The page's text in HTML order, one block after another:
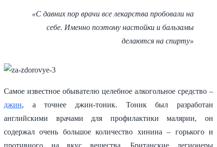
«С давних пор врачи все лекарства пробовали на
себе. Именно поэтому настойки и бальзамы
делаются на спирту»
Самое известное обывателю целебное алкогольное средство –
джин, а точнее джин-тоник. Тоник был разработан
английскими врачами для профилактики малярии, он
содержал очень большое количество хинина – горького и
противного на вкус вещества. Британские легионеры